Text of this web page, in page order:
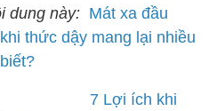
dung này: Mát xa đầu
thức dậy mang lại nhiều
7 Lợi ích khi